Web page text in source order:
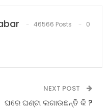
46566 Posts
0
NEXT POST
ଘରେ ଘଣ୍ଟା ଲଗାଉଛନ୍ତି କି ?